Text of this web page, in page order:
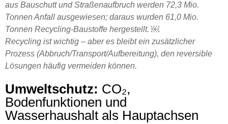
aus Bauschutt und Straßenaufbruch werden 72,3 Mio.
Tonnen Anfall ausgewiesen; daraus wurden 61,0 Mio.
Tonnen Recycling-Baustoffe hergestellt. ￼
Recycling ist wichtig – aber es bleibt ein zusätzlicher
Prozess (Abbruch/Transport/Aufbereitung), den reversible
Lösungen häufig vermeiden können.
Umweltschutz: CO₂,
Bodenfunktionen und
Wasserhaushalt als Hauptachsen